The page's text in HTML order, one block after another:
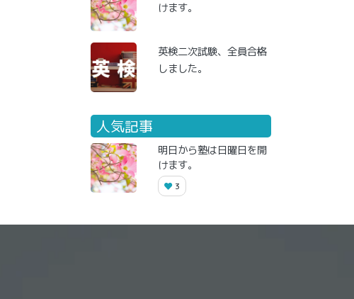
けます。
英検二次試験、全員合格
しました。
人気記事
明日から塾は日曜日を開
けます。
3